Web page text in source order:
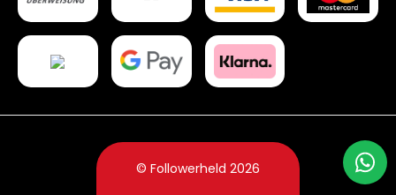
© Followerheld 2026